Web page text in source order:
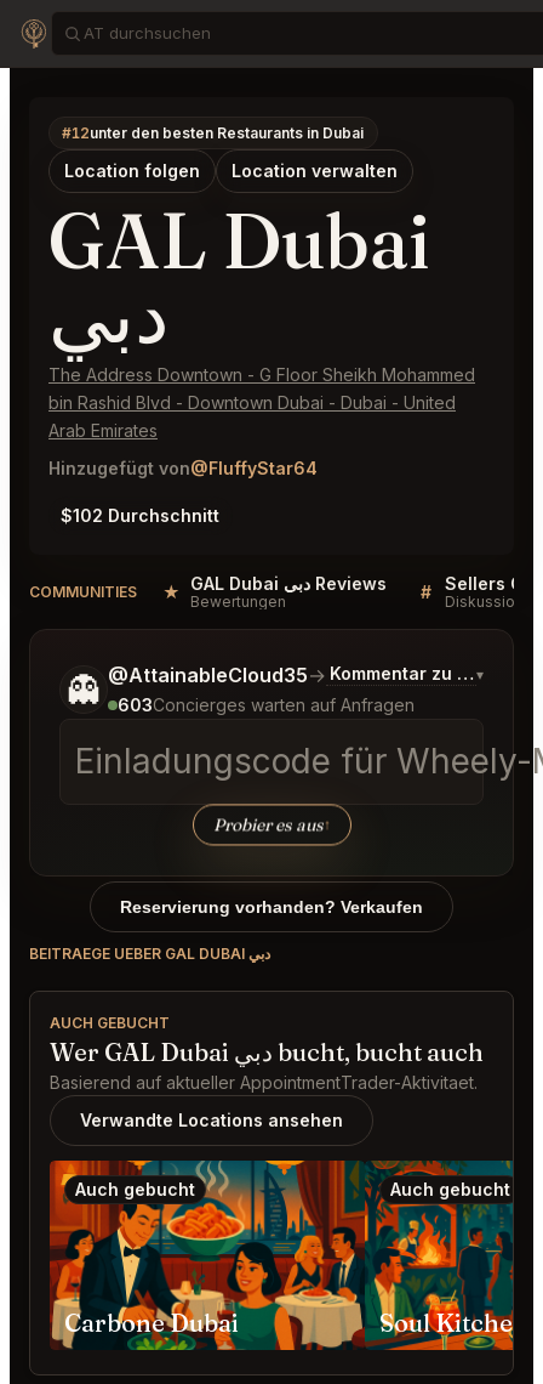
#12unter den besten Restaurants in Dubai
Location folgen Location verwalten
GAL Dubai
دبي
The Address Downtown - G Floor Sheikh Mohammed
bin Rashid Blvd - Downtown Dubai - Dubai - United
Arab Emirates
Hinzugefügt von@FluffyStar64
$102 Durchschnitt
COMMUNITIES ★ GAL Dubai دبي Reviews
Bewertungen # Diskussion
👻 @AttainableCloud35→ Kommentar zu den
▾
603Concierges warten auf Anfragen
Einladungscode für
Probier es aus↑
Sag mir noch etwas genauer, was du möchtest.
Reservierung vorhanden? Verkaufen
BEITRAEGE UEBER GAL DUBAI دبي
AUCH GEBUCHT
Wer GAL Dubai دبي bucht, bucht auch
Basierend auf aktueller AppointmentTrader-Aktivitaet.
Verwandte Locations ansehen
Auch gebucht
Carbone Dubai
Auch gebucht
Soul Kitchen